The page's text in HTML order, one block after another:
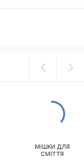
МІШКИ ДЛЯ
СМІТТЯ